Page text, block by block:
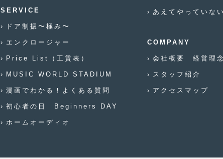
SERVICE
ドア制振〜極み〜
エンクロージャー
Price List（工賃表）
MUSIC WORLD STADIUM
漫画でわかる！よくある質問
初心者の日 Beginners DAY
ホームオーディオ
あえてやっていな
COMPANY
会社概要 経営理念
スタッフ紹介
アクセスマップ